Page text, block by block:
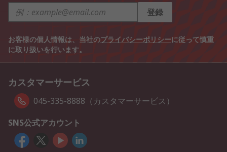
登録
お客様の個人情報は、当社のプライバシーポリシーに従って慎重
に取り扱いを行います。
カスタマーサービス
045-335-8888（カスタマーサービス）
SNS公式アカウント